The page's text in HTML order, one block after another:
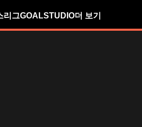
리그GOALSTUDIO더 보기